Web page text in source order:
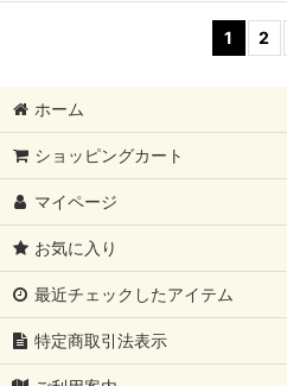
1 2
ホーム
ショッピングカート
マイページ
お気に入り
最近チェックしたアイテム
特定商取引法表示